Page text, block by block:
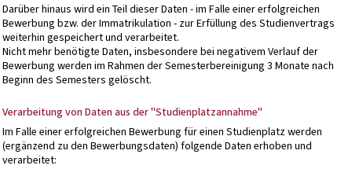
Darüber hinaus wird ein Teil dieser Daten - im Falle einer erfolgreichen
Bewerbung bzw. der Immatrikulation - zur Erfüllung des Studienvertrags
weiterhin gespeichert und verarbeitet.
Nicht mehr benötigte Daten, insbesondere bei negativem Verlauf der
Bewerbung werden im Rahmen der Semesterbereinigung 3 Monate nach
Beginn des Semesters gelöscht.
Verarbeitung von Daten aus der "Studienplatzannahme"
Im Falle einer erfolgreichen Bewerbung für einen Studienplatz werden
(ergänzend zu den Bewerbungsdaten) folgende Daten erhoben und
verarbeitet: